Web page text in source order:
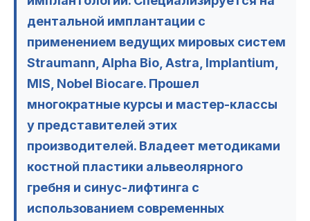
дентальной имплантации с
применением ведущих мировых систем
Straumann, Alpha Bio, Astra, Implantium,
MIS, Nobel Biocare. Прошел
многократные курсы и мастер-классы
у представителей этих
производителей. Владеет методиками
костной пластики альвеолярного
гребня и синус-лифтинга с
использованием современных